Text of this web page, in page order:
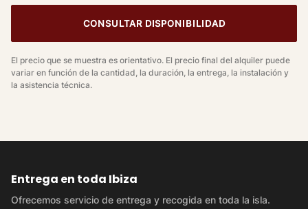
CONSULTAR DISPONIBILIDAD
El precio que se muestra es orientativo. El precio final del alquiler puede
variar en función de la cantidad, la duración, la entrega, la instalación y
la asistencia técnica.
Entrega en toda Ibiza
Ofrecemos servicio de entrega y recogida en toda la isla.